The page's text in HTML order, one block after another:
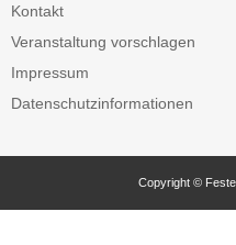
Kontakt
Veranstaltung vorschlagen
Impressum
Datenschutzinformationen
Copyright ©